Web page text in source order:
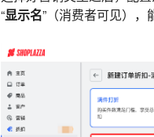
“显示名”（消费者可见）